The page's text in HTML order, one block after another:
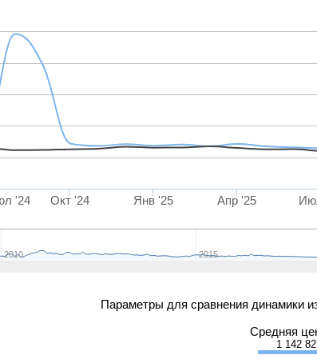
'24 Окт '24 Янв '25 Апр '25
2010 2015
Параметры для сравнения динамики
Средняя
1 142